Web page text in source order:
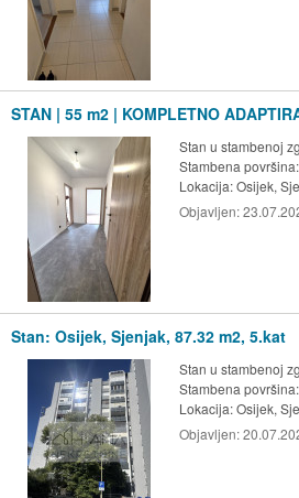
STAN | 55 m2 | KOMPLETNO
Stan u stambenoj
Stambena
Lokacija:Osijek,
Objavljen:
Stan: Osijek, Sjenjak, 87.32 m2, 5.kat
Stan u stambenoj
Stambena
Lokacija:Osijek,
Objavljen: